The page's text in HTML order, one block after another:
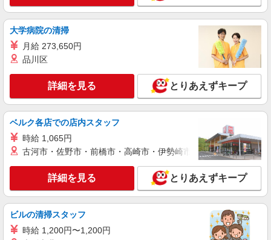
1,400円〜 （経験により考慮）
豊中サテライト （大阪府豊中市宝山町6-7 介護
詳細を見る
株式会社アルス 豊中サテライト
老健の調理師または栄養士
月給25万円〜30万円（経験により考慮）
豊中サテライト （大阪府豊中市宝山町6-7 ロ
ココリハ内厨房）
キープ 詳細を見る
大学病院の清掃
月給 273,650円
品川区
詳細を見る とりあえずキープ
ベルク各店での店内スタッフ
時給 1,065円
古河市・佐野市・前橋市・高崎市・伊勢崎市・太田市・館林市
詳細を見る とりあえずキープ
ビルの清掃スタッフ
時給 1,200円〜1,200円